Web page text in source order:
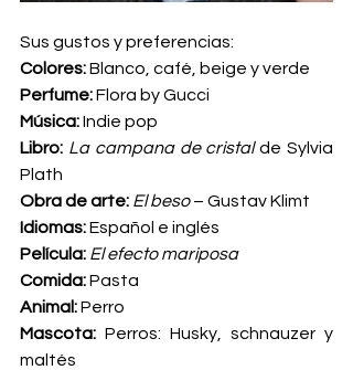
Sus gustos y preferencias:
Colores: Blanco, café, beige y verde
Perfume: Flora by Gucci
Música: Indie pop
Libro: La campana de cristal de Sylvia
Plath
Obra de arte: El beso – Gustav Klimt
Idiomas: Español e inglés
Película: El efecto mariposa
Comida: Pasta
Animal: Perro
Mascota: Perros: Husky, schnauzer y
maltés